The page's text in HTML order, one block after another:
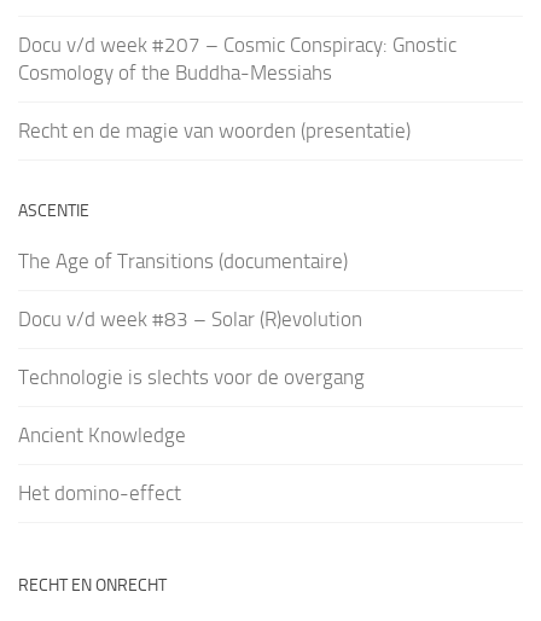
Docu v/d week #207 – Cosmic Conspiracy: Gnostic
Cosmology of the Buddha-Messiahs
Recht en de magie van woorden (presentatie)
ASCENTIE
The Age of Transitions (documentaire)
Docu v/d week #83 – Solar (R)evolution
Technologie is slechts voor de overgang
Ancient Knowledge
Het domino-effect
RECHT EN ONRECHT